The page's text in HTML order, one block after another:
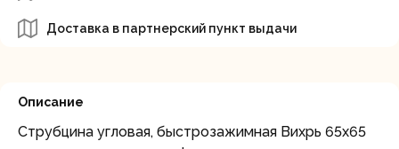
Доставка в партнерский пункт выдачи
Описание
Струбцина угловая, быстрозажимная Вихрь 65х65